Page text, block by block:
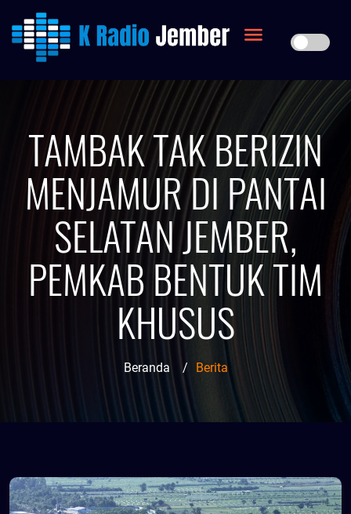
TAMBAK TAK BERIZIN
MENJAMUR DI PANTAI
SELATAN JEMBER,
PEMKAB BENTUK TIM
KHUSUS
Beranda / Berita